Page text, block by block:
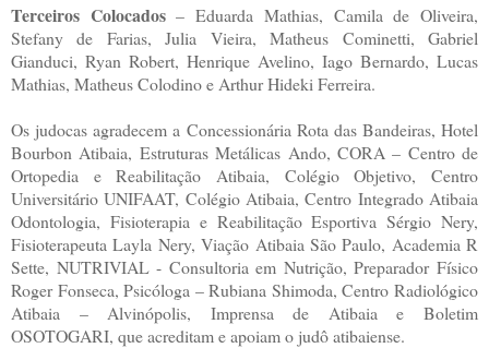
Terceiros Colocados– Eduarda Mathias, Camila de Oliveira,
Stefany de Farias, Julia Vieira, Matheus Cominetti, Gabriel
Gianduci, Ryan Robert, Henrique Avelino, Iago Bernardo, Lucas
Mathias, Matheus Colodino e Arthur Hideki Ferreira.
Os judocas agradecem a Concessionária Rota das Bandeiras, Hotel
Bourbon Atibaia, Estruturas Metálicas Ando, CORA – Centro de
Ortopedia e Reabilitação Atibaia, Colégio Objetivo, Centro
Universitário UNIFAAT, Colégio Atibaia, Centro Integrado Atibaia
Odontologia, Fisioterapia e Reabilitação Esportiva Sérgio Nery,
Fisioterapeuta Layla Nery, Viação Atibaia São Paulo, Academia R
Sette, NUTRIVIAL - Consultoria em Nutrição, Preparador Físico
Roger Fonseca, Psicóloga – Rubiana Shimoda, Centro Radiológico
Atibaia – Alvinópolis, Imprensa de Atibaia e Boletim
OSOTOGARI, que acreditam e apoiam o judô atibaiense.